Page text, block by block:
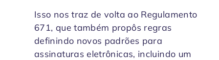
Isso nos traz de volta ao Regulamento
671, que também propôs regras
definindo novos padrões para
assinaturas eletrônicas, incluindo um